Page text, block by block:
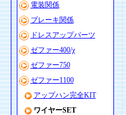
電装関係
ブレーキ関係
ドレスアップパーツ
ゼファー400/χ
ゼファー750
ゼファー1100
アップハン完全KIT
ワイヤーSET